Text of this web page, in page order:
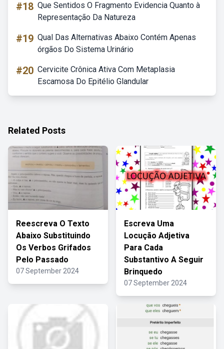
#18 Que Sentidos O Fragmento Evidencia Quanto à
Representação Da Natureza
#19 Qual Das Alternativas Abaixo Contém Apenas
órgãos Do Sistema Urinário
#20 Cervicite Crônica Ativa Com Metaplasia
Escamosa Do Epitélio Glandular
Related Posts
Reescreva O Texto
Abaixo Substituindo
Os Verbos Grifados
Pelo Passado
07 September 2024
Escreva Uma
Locução Adjetiva
Para Cada
Substantivo A Seguir
Brinquedo
07 September 2024